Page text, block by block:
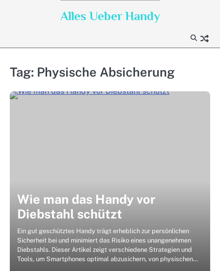
Alles Ueber Handy
Tag: Physische Absicherung
Wie man das Handy vor
Diebstahl schützt
Ein gut geschütztes Handy trägt erheblich zur persönlichen
Sicherheit bei und minimiert das Risiko eines unangenehmen
Diebstahls. Dieser Artikel zeigt verschiedene Strategien und
Tools, um Smartphones optimal abzusichern, von physischen…